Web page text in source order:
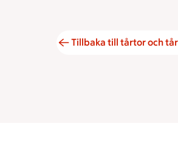
Tillbaka till tårtor och